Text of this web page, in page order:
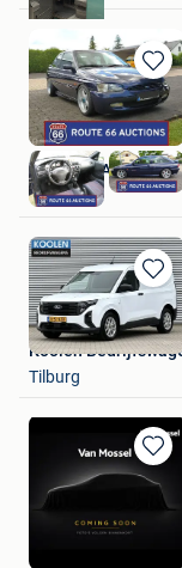
Bewaren
in
Mijn
Route 66 Auctions
Waalwijk
in
Mijn
Koolen
Tilburg